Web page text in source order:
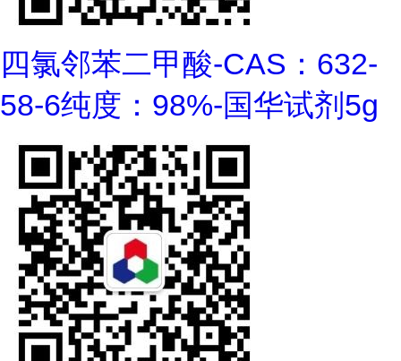
四氯邻苯二甲酸-CAS：632-
58-6纯度：98%-国华试剂5g